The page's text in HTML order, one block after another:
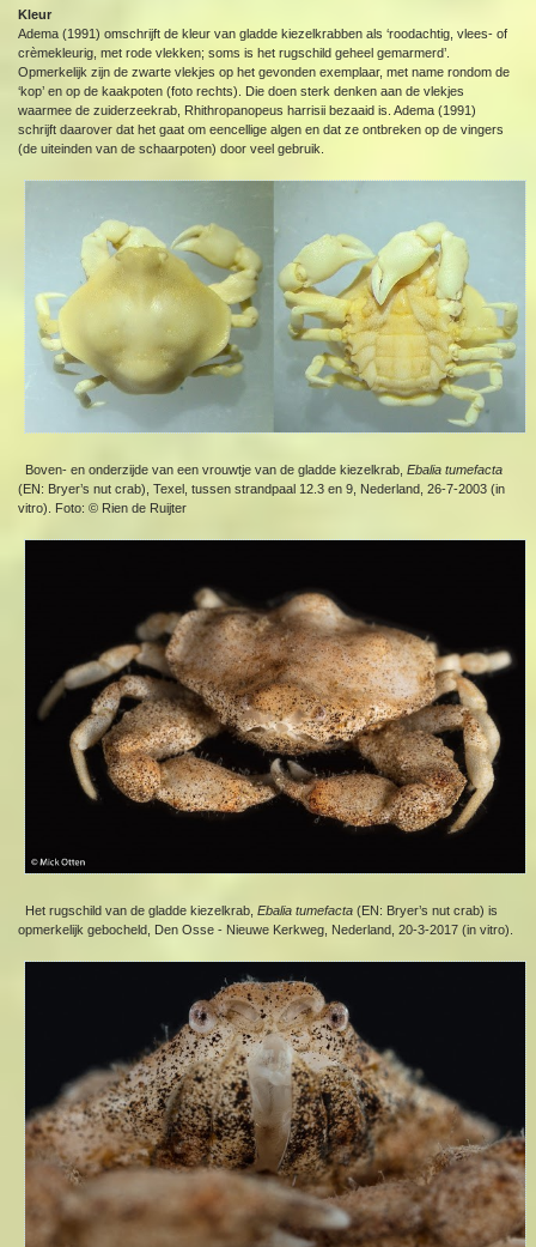
Kleur
Adema (1991) omschrijft de kleur van gladde kiezelkrabben als ‘roodachtig, vlees- of
crèmekleurig, met rode vlekken; soms is het rugschild geheel gemarmerd’.
Opmerkelijk zijn de zwarte vlekjes op het gevonden exemplaar, met name rondom de
‘kop’ en op de kaakpoten (foto rechts). Die doen sterk denken aan de vlekjes
waarmee de zuiderzeekrab, Rhithropanopeus harrisii bezaaid is. Adema (1991)
schrijft daarover dat het gaat om eencellige algen en dat ze ontbreken op de vingers
(de uiteinden van de schaarpoten) door veel gebruik.
Boven- en onderzijde van een vrouwtje van de gladde kiezelkrab,Ebalia tumefacta
(EN: Bryer’s nut crab), Texel, tussen strandpaal 12.3 en 9, Nederland, 26-7-2003 (in
vitro). Foto: © Rien de Ruijter
Het rugschild van de gladde kiezelkrab,Ebalia tumefacta (EN: Bryer’s nut crab) is
opmerkelijk gebocheld, Den Osse - Nieuwe Kerkweg, Nederland, 20-3-2017 (in vitro).